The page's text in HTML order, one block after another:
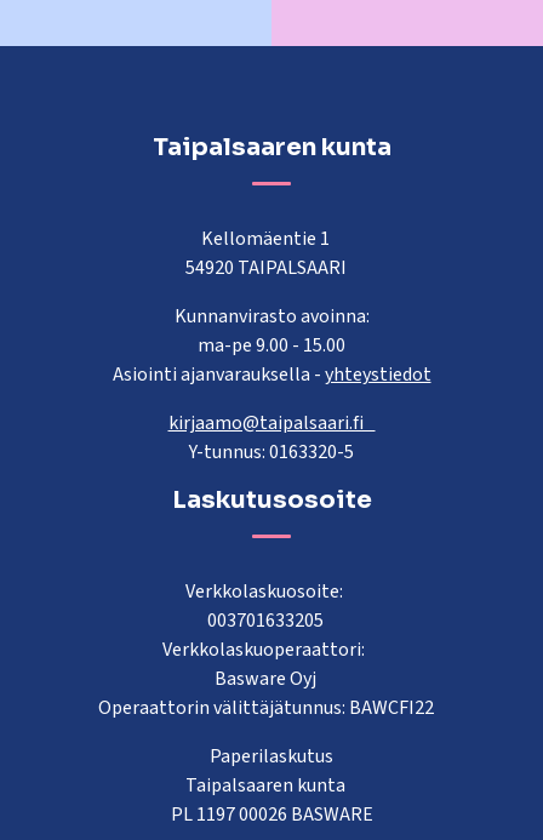
Taipalsaaren kunta
Kellomäentie 1
54920 TAIPALSAARI
Kunnanvirasto avoinna:
ma-pe 9.00 - 15.00
Asiointi ajanvarauksella -yhteystiedot
kirjaamo@taipalsaari.fi
Y-tunnus: 0163320-5
Laskutusosoite
Verkkolaskuosoite:
003701633205
Verkkolaskuoperaattori:
Basware Oyj
Operaattorin välittäjätunnus: BAWCFI22
Paperilaskutus
Taipalsaaren kunta
PL 1197 00026 BASWARE